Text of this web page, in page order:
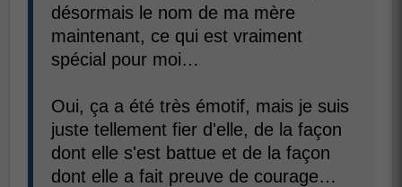
désormais le nom de ma mère
maintenant, ce qui est vraiment
spécial pour moi…
Oui, ça a été très émotif, mais je suis
juste tellement fier d'elle, de la façon
dont elle s'est battue et de la façon
dont elle a fait preuve de courage…